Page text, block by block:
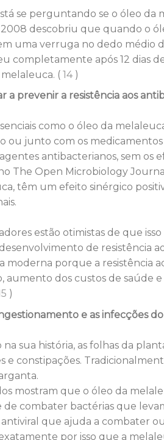
se perguntando se o óleo
2008 descobriu que quando o
uma verruga no dedo médio
completamente após 12 dias
( 14)
a prevenir a resistência aos
como o óleo da
ou junto com os
antibacterianos, sem os
The Open Microbiology
têm um efeito sinérgico
estão otimistas de que
de resistência
moderna porque a resistência
aumento dos custos de saúde
)
e as infecções
sua história, as folhas da
e constipações.
mostram que o óleo da
de combater bactérias que
que ajuda a combater
por isso que a